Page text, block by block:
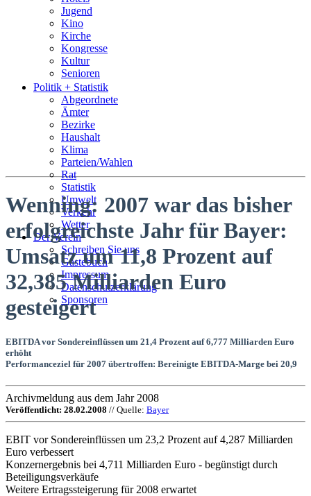
Jugend
Kino
Kirche
Kongresse
Kultur
Senioren
Stadtführer
Straßen
Politik + Statistik
Abgeordnete
Ämter
Bezirke
Haushalt
Klima
Parteien/Wahlen
Rat
Statistik
Umwelt
Verkehr
Wetter
Der Verein
Schreiben Sie uns
Gästebuch
Impressum
Datenschutzerklärung
Sponsoren
Wenning: 2007 war das bisher
erfolgreichste Jahr für Bayer:
Umsatz um 11,8 Prozent auf
32,385 Milliarden Euro
gesteigert
EBITDA vor Sondereinflüssen um 21,4 Prozent auf 6,777 Milliarden Euro
erhöht
Performanceziel für 2007 übertroffen: Bereinigte EBITDA-Marge bei 20,9
Archivmeldung aus dem Jahr 2008
Veröffentlicht: 28.02.2008 // Quelle: Bayer
EBIT vor Sondereinflüssen um 23,2 Prozent auf 4,287 Milliarden
Euro verbessert
Konzernergebnis bei 4,711 Milliarden Euro - begünstigt durch
Beteiligungsverkäufe
Weitere Ertragssteigerung für 2008 erwartet